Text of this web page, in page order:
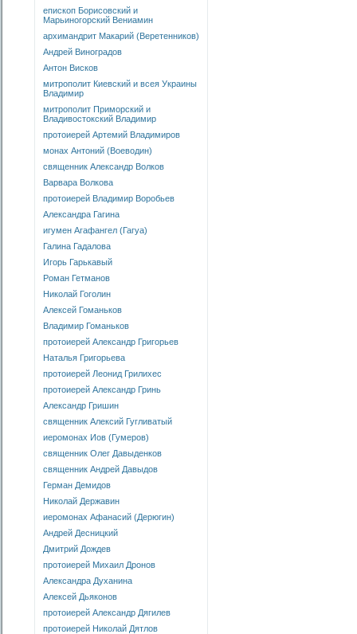
епископ Борисовский и
Марьиногорский Вениамин
архимандрит Макарий (Веретенников)
Андрей Виноградов
Антон Висков
митрополит Киевский и всея Украины
Владимир
митрополит Приморский и
Владивостокский Владимир
протоиерей Артемий Владимиров
монах Антоний (Воеводин)
священник Александр Волков
Варвара Волкова
протоиерей Владимир Воробьев
Александра Гагина
игумен Агафангел (Гагуа)
Галина Гадалова
Игорь Гарькавый
Роман Гетманов
Николай Гоголин
Алексей Гоманьков
Владимир Гоманьков
протоиерей Александр Григорьев
Наталья Григорьева
протоиерей Леонид Грилихес
протоиерей Александр Гринь
Александр Гришин
священник Алексий Гугливатый
иеромонах Иов (Гумеров)
священник Олег Давыденков
священник Андрей Давыдов
Герман Демидов
Николай Державин
иеромонах Афанасий (Дерюгин)
Андрей Десницкий
Дмитрий Дождев
протоиерей Михаил Дронов
Александра Духанина
Алексей Дьяконов
протоиерей Александр Дягилев
протоиерей Николай Дятлов